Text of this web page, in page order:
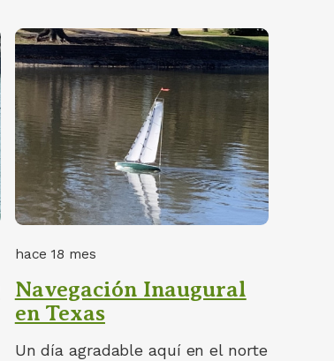
hace 18 mes
Navegación Inaugural
en Texas
Un día agradable aquí en el norte